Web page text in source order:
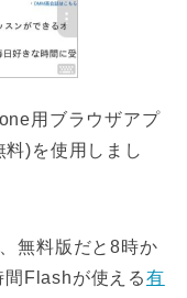
用ブラウザアプ
料)を使用しまし
無料版だと8時か
Flashが使える有